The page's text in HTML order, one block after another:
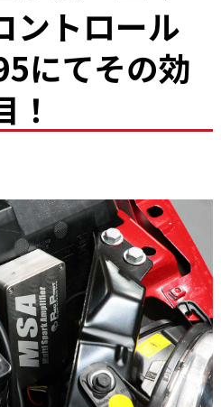
ントロール
にてその効